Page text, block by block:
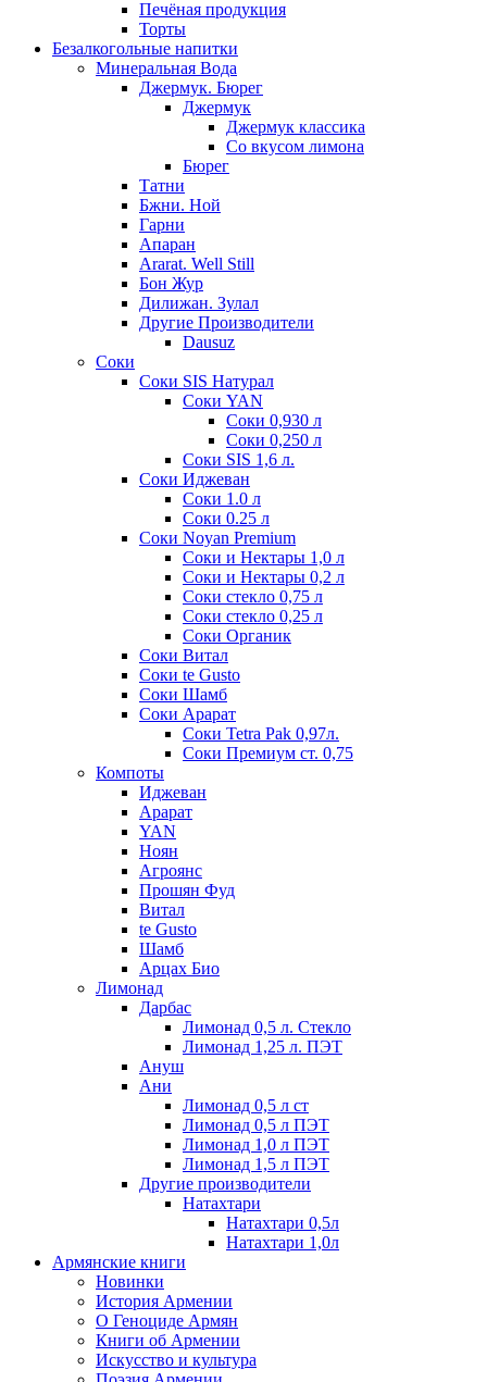
Печёная продукция
Торты
Безалкогольные напитки
Минеральная Вода
Джермук. Бюрег
Джермук
Джермук классика
Со вкусом лимона
Бюрег
Татни
Бжни. Ной
Гарни
Апаран
Ararat. Well Still
Бон Жур
Дилижан. Зулал
Другие Производители
Dausuz
Соки
Соки SIS Натурал
Соки YAN
Соки 0,930 л
Соки 0,250 л
Соки SIS 1,6 л.
Соки Иджеван
Соки 1.0 л
Соки 0.25 л
Соки Noyan Premium
Соки и Нектары 1,0 л
Соки и Нектары 0,2 л
Соки стекло 0,75 л
Соки стекло 0,25 л
Соки Органик
Соки Витал
Соки te Gusto
Соки Шамб
Соки Арарат
Соки Tetra Pak 0,97л.
Соки Премиум ст. 0,75
Компоты
Иджеван
Арарат
YAN
Ноян
Агроянс
Прошян Фуд
Витал
te Gusto
Шамб
Арцах Био
Лимонад
Дарбас
Лимонад 0,5 л. Стекло
Лимонад 1,25 л. ПЭТ
Ануш
Ани
Лимонад 0,5 л ст
Лимонад 0,5 л ПЭТ
Лимонад 1,0 л ПЭТ
Лимонад 1,5 л ПЭТ
Другие производители
Натахтари
Натахтари 0,5л
Натахтари 1,0л
Армянские книги
Новинки
История Армении
О Геноциде Армян
Книги об Армении
Иcкусство и культура